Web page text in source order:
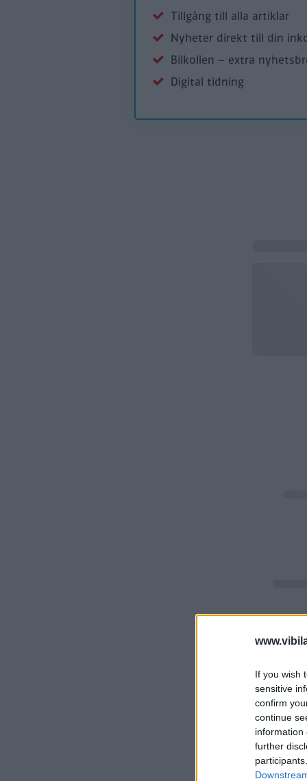
If you wish
sensitive
confirm
continue
information
further
Tillgång till alla artiklar
Nyheter direkt till din
Bilkollen – extra
Digital tidning